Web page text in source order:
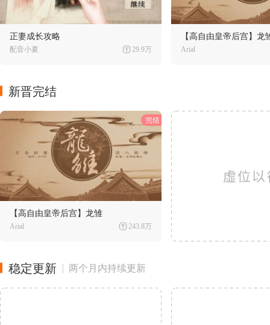
正妻成长攻略
配音小夏 29.9万
【高自由皇帝后宫】龙
Arial
新晋完结
【高自由皇帝后宫】龙雏
Arial 243.8万
稳定更新 两个月内持续更新